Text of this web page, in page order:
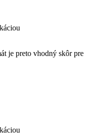
je preto vhodný skôr pre